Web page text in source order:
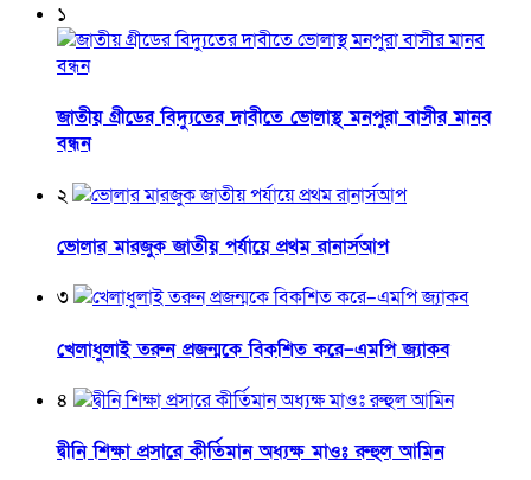
১
জাতীয় গ্রীডের বিদ্যুতের দাবীতে ভোলাস্থ মনপুরা বাসীর মানব
বন্ধন
২
ভোলার মারজুক জাতীয় পর্যায়ে প্রথম রানার্সআপ
৩
খেলাধুলাই তরুন প্রজন্মকে বিকশিত করে–এমপি জ্যাকব
৪
দ্বীনি শিক্ষা প্রসারে কীর্তিমান অধ্যক্ষ মাওঃ রুহুল আমিন